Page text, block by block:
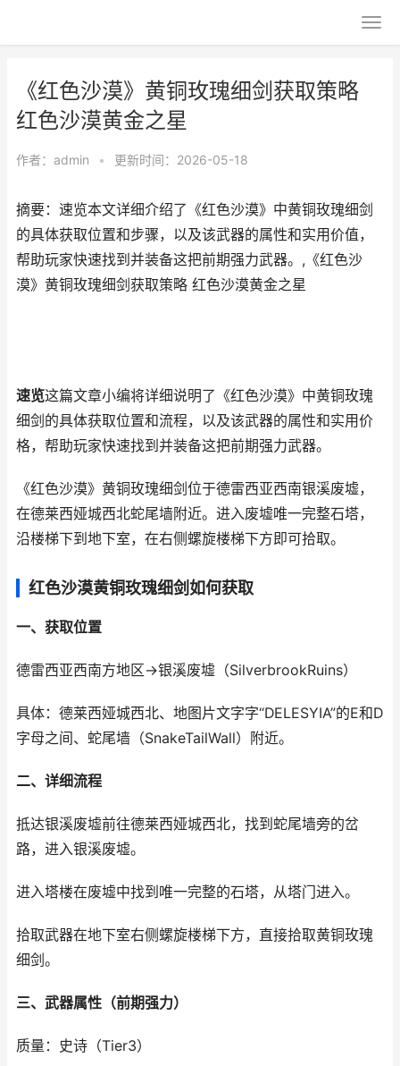
《红色沙漠》黄铜玫瑰细剑获取策略
红色沙漠黄金之星
作者： admin • 更新时间：2026-05-18
摘要：速览本文详细介绍了《红色沙漠》中黄铜玫瑰细剑
的具体获取位置和步骤，以及该武器的属性和实用价值，
帮助玩家快速找到并装备这把前期强力武器。,《红色沙
漠》黄铜玫瑰细剑获取策略 红色沙漠黄金之星
速览这篇文章小编将详细说明了《红色沙漠》中黄铜玫瑰
细剑的具体获取位置和流程，以及该武器的属性和实用价
格，帮助玩家快速找到并装备这把前期强力武器。
《红色沙漠》黄铜玫瑰细剑位于德雷西亚西南银溪废墟，
在德莱西娅城西北蛇尾墙附近。进入废墟唯一完整石塔，
沿楼梯下到地下室，在右侧螺旋楼梯下方即可拾取。
红色沙漠黄铜玫瑰细剑如何获取
一、获取位置
德雷西亚西南方地区→银溪废墟（SilverbrookRuins）
具体：德莱西娅城西北、地图片文字字“DELESYIA”的E和D
字母之间、蛇尾墙（SnakeTailWall）附近。
二、详细流程
抵达银溪废墟前往德莱西娅城西北，找到蛇尾墙旁的岔
路，进入银溪废墟。
进入塔楼在废墟中找到唯一完整的石塔，从塔门进入。
拾取武器在地下室右侧螺旋楼梯下方，直接拾取黄铜玫瑰
细剑。
三、武器属性（前期强力）
质量：史诗（Tier3）